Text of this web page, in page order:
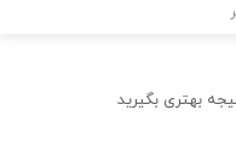
بهتری بگیرید